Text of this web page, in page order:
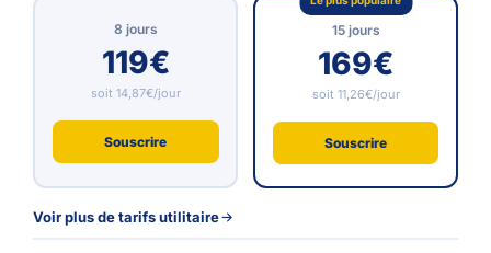
8 jours
119€
soit 14,87€/jour
Souscrire
15 jours
169€
soit 11,26€/jour
Souscrire
Voir plus de tarifs utilitaire